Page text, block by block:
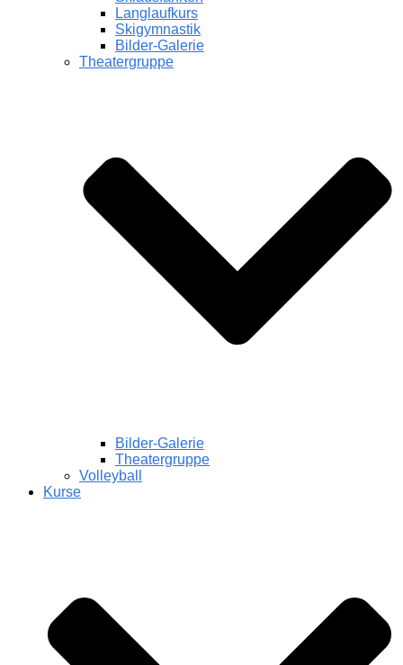
Langlaufkurs
Skigymnastik
Bilder-Galerie
Theatergruppe
Bilder-Galerie
Theatergruppe
Volleyball
Kurse